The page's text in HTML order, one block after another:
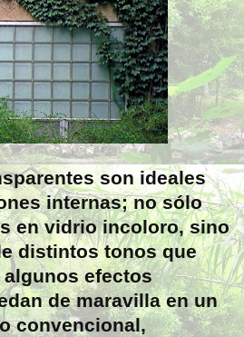
son ideales
internas; no sólo
en vidrio incoloro, sino
distintos tonos que
efectos
de maravilla en un
convencional,